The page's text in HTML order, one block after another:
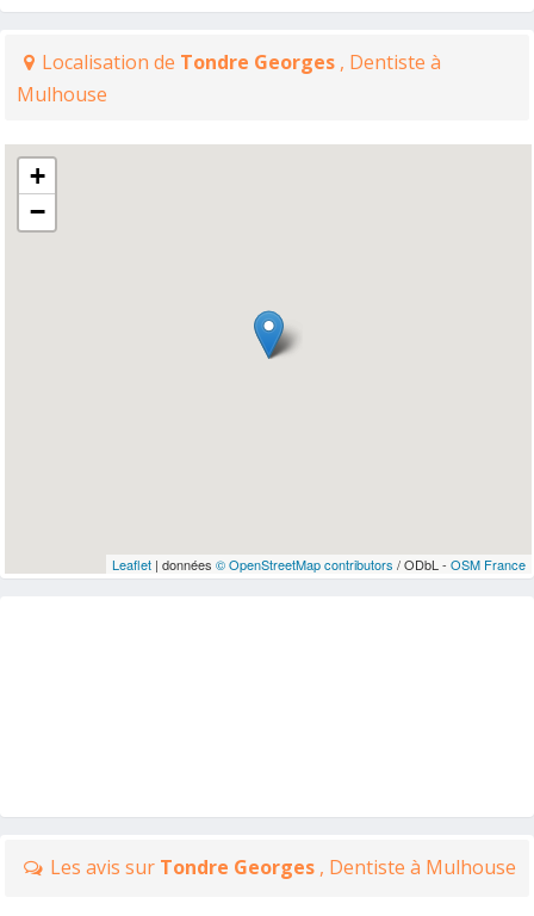
Localisation de Tondre Georges , Dentiste à
Mulhouse
+
−
Leaflet| données © OpenStreetMap contributors / ODbL - OSM France
Les avis sur Tondre Georges , Dentiste à Mulhouse